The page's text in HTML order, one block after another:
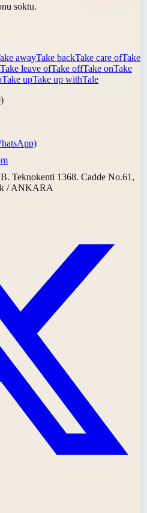
soktu.
awayTake backTake care ofTake
Take leave ofTake offTake onTake
Take upTake up withTale
Teknokenti 1368. Cadde No.61,
/ ANKARA